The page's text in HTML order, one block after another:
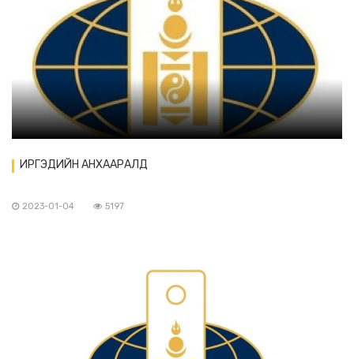
ИРГЭДИЙН АНХААРАЛД
2023-01-04 5197